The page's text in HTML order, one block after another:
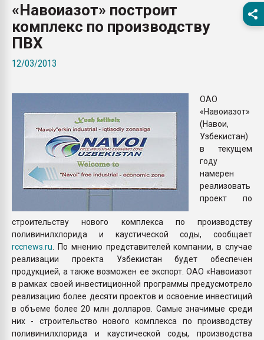
28.07.2026
ситуацией на
ПЕРЕЙТИ НА
«Навоиазот» построит
комплекс по производству
ПВХ
12/03/2013
ОАО
«Навоиазот»
(Навои,
Узбекистан)
в текущем
году
намерен
реализовать
проект по
строительству нового комплекса по производству
поливинилхлорида и каустической соды, сообщает
rccnews.ru . По мнению представителей компании, в случае
реализации проекта Узбекистан будет обеспечен
продукцией, а также возможен ее экспорт. ОАО «Навоиазот
в рамках своей инвестиционной программы предусмотрело
реализацию более десяти проектов и освоение инвестиций
в объеме более 20 млн долларов. Самые значимые среди
них - строительство нового комплекса по производству
поливинилхлорида и каустической соды, производства